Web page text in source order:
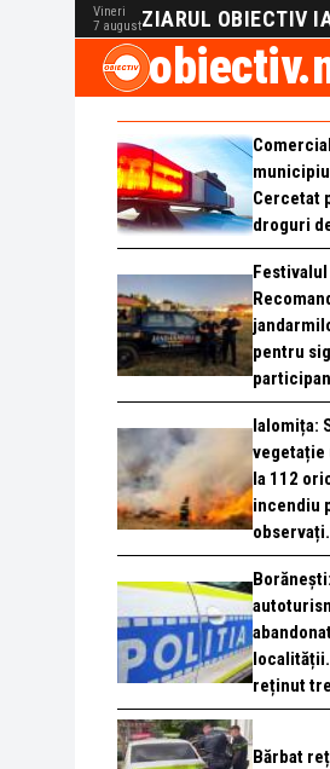
Vineri
7 augustZIARUL OBIECTIV
Cercetat
droguri
pentru
Ialomița:
vegetație
la 112
incendiu
observați.
reținut
Bărbat